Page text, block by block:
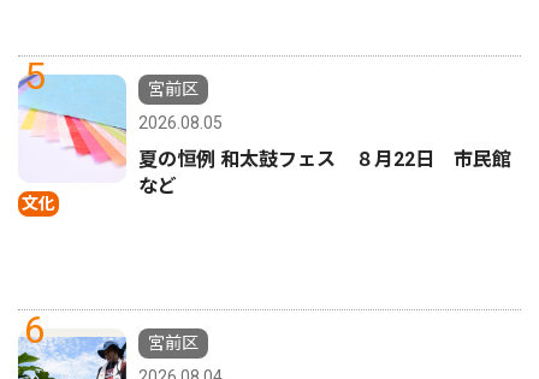
5
文化
宮前区
2026.08.05
夏の恒例 和太鼓フェス ８月22日 市民館
など
6
宮前区